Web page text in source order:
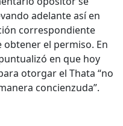
adelante así en
correspondiente
el permiso. En
en que hoy
otorgar el Thata “no
concienzuda”.